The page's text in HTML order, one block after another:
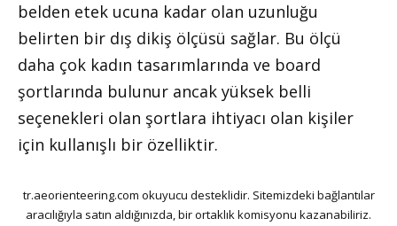
belden etek ucuna kadar olan uzunluğu
belirten bir dış dikiş ölçüsü sağlar. Bu ölçü
daha çok kadın tasarımlarında ve board
şortlarında bulunur ancak yüksek belli
seçenekleri olan şortlara ihtiyacı olan kişiler
için kullanışlı bir özelliktir.
tr.aeorienteering.com okuyucu desteklidir. Sitemizdeki bağlantılar
aracılığıyla satın aldığınızda, bir ortaklık komisyonu kazanabiliriz.